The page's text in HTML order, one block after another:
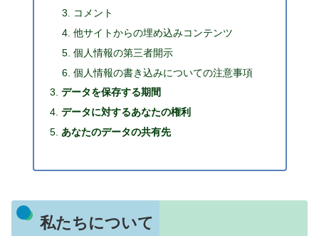
コメント
他サイトからの埋め込みコンテンツ
個人情報の第三者開示
個人情報の書き込みについての注意事項
データを保存する期間
データに対するあなたの権利
あなたのデータの共有先
私たちについて